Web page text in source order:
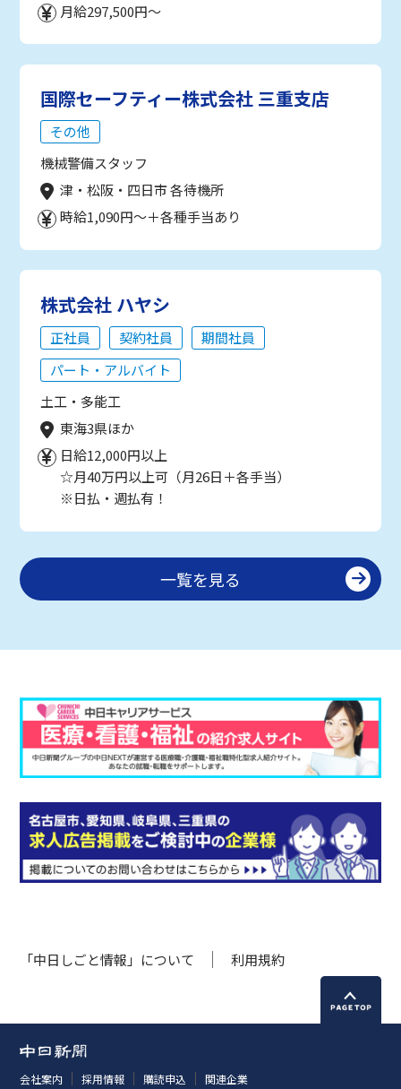
月給297,500円～
国際セーフティー株式会社 三重支店
その他
機械警備スタッフ
津・松阪・四日市 各待機所
時給1,090円～＋各種手当あり
株式会社 ハヤシ
正社員 契約社員
期間社員
パート・アルバイト
土工・多能工
東海3県ほか
日給12,000円以上
☆月40万円以上可（月26日＋各手当）
※日払・週払有！
一覧を見る
「中日しごと情報」について 利用規約
会社案内 採用情報 購読申込 関連企業